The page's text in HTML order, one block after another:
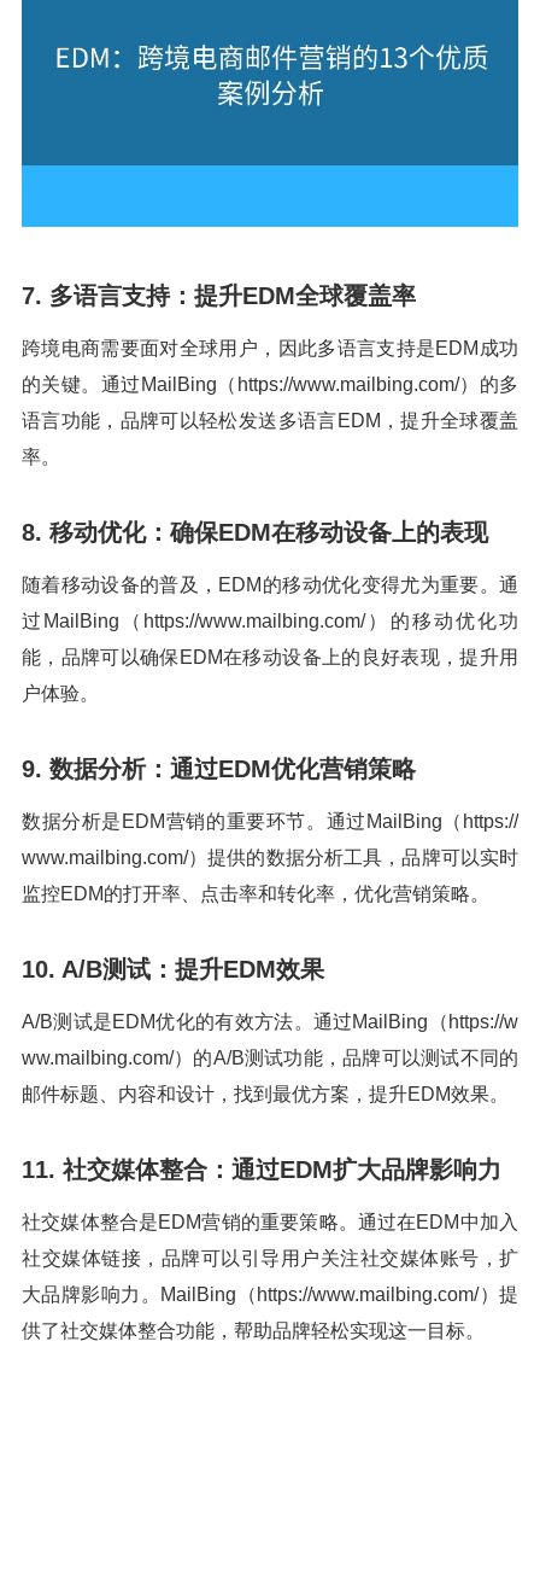
7. 多语言支持：提升EDM全球覆盖率
跨境电商需要面对全球用户，因此多语言支持是EDM成功
的关键。通过MailBing（https://www.mailbing.com/）的多
语言功能，品牌可以轻松发送多语言EDM，提升全球覆盖
率。
8. 移动优化：确保EDM在移动设备上的表现
随着移动设备的普及，EDM的移动优化变得尤为重要。通
过MailBing（https://www.mailbing.com/）的移动优化功
能，品牌可以确保EDM在移动设备上的良好表现，提升用
户体验。
9. 数据分析：通过EDM优化营销策略
数据分析是EDM营销的重要环节。通过MailBing（https://
www.mailbing.com/）提供的数据分析工具，品牌可以实时
监控EDM的打开率、点击率和转化率，优化营销策略。
10. A/B测试：提升EDM效果
A/B测试是EDM优化的有效方法。通过MailBing（https://w
ww.mailbing.com/）的A/B测试功能，品牌可以测试不同的
邮件标题、内容和设计，找到最优方案，提升EDM效果。
11. 社交媒体整合：通过EDM扩大品牌影响力
社交媒体整合是EDM营销的重要策略。通过在EDM中加入
社交媒体链接，品牌可以引导用户关注社交媒体账号，扩
大品牌影响力。MailBing（https://www.mailbing.com/）提
供了社交媒体整合功能，帮助品牌轻松实现这一目标。